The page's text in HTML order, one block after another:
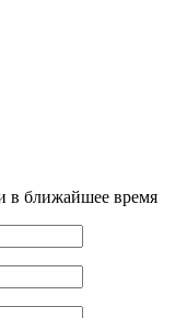
в ближайшее время